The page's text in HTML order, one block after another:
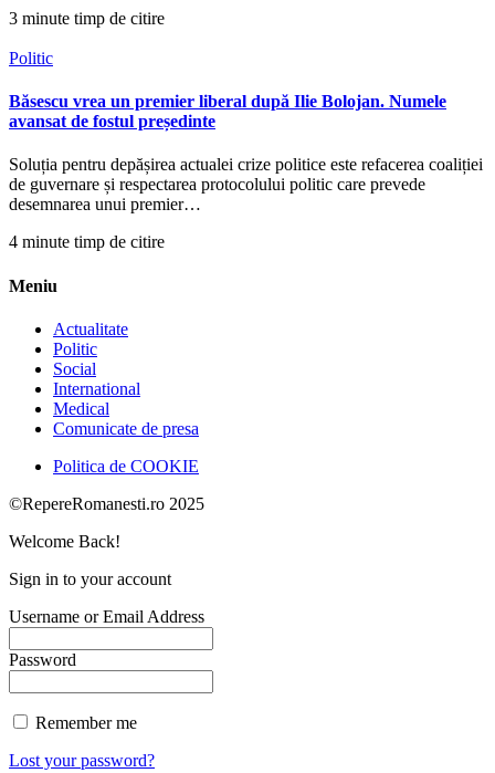
3 minute timp de citire
Politic
Băsescu vrea un premier liberal după Ilie Bolojan. Numele
avansat de fostul președinte
Soluția pentru depășirea actualei crize politice este refacerea coaliției
de guvernare și respectarea protocolului politic care prevede
desemnarea unui premier…
4 minute timp de citire
Meniu
Actualitate
Politic
Social
International
Medical
Comunicate de presa
Politica de COOKIE
©RepereRomanesti.ro 2025
Welcome Back!
Sign in to your account
Username or Email Address
Password
Remember me
Lost your password?